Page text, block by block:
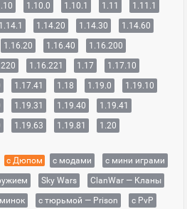
1.10.0 1.10.1 1.11
1.11.1
1.14.1 1.14.20 1.14.30
1.14.60
1.16.20 1.16.40
1.16.200
1.16.221 1.17
1.17.10
1.17.41 1.18 1.19.0
1.19.10
1.19.31 1.19.40
1.19.41
1.19.63 1.19.81 1.20
с Дюпом с модами
с мини играми
Sky Wars
ClanWar — Кланы
с тюрьмой — Prison
с PvP